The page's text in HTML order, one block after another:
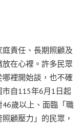
責任、長期照顧及
在心裡。許多民眾
裡開始談，也不確
自115年6月1日起
歲以上、面臨「職
顧壓力」的民眾，